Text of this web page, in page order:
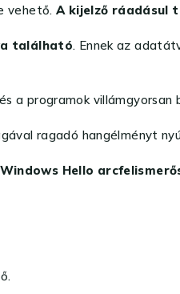
vehető. A kijelző ráadásul
található. Ennek az
a programok villámgyorsan
ragadó hangélményt
Hello